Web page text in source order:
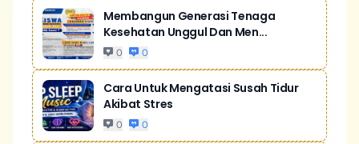
Membangun Generasi Tenaga
Kesehatan Unggul Dan Men...
0 0
Cara Untuk Mengatasi Susah Tidur
Akibat Stres
0 0